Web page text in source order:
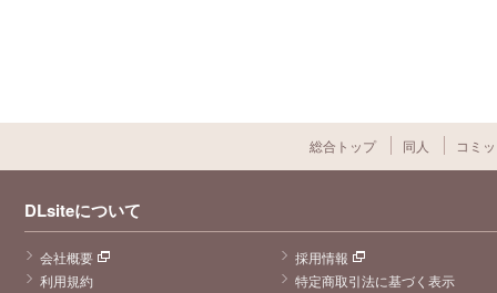
総合トップ 同人 コミ
DLsiteについて
会社概要
採用情報
利用規約
特定商取引法に基づく表示